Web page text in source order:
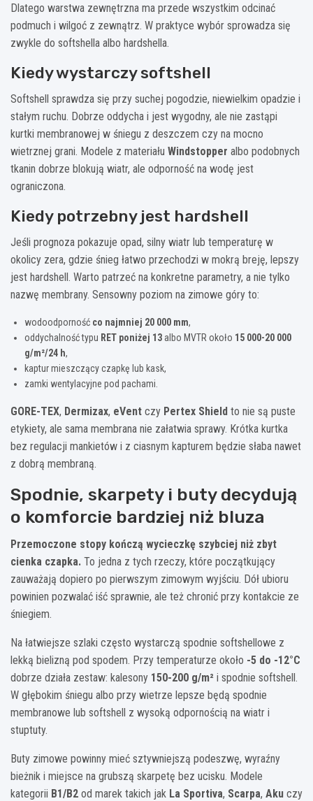
Dlatego warstwa zewnętrzna ma przede wszystkim odcinać
podmuch i wilgoć z zewnątrz. W praktyce wybór sprowadza się
zwykle do softshella albo hardshella.
Kiedy wystarczy softshell
Softshell sprawdza się przy suchej pogodzie, niewielkim opadzie i
stałym ruchu. Dobrze oddycha i jest wygodny, ale nie zastąpi
kurtki membranowej w śniegu z deszczem czy na mocno
wietrznej grani. Modele z materiału Windstopper albo podobnych
tkanin dobrze blokują wiatr, ale odporność na wodę jest
ograniczona.
Kiedy potrzebny jest hardshell
Jeśli prognoza pokazuje opad, silny wiatr lub temperaturę w
okolicy zera, gdzie śnieg łatwo przechodzi w mokrą breję, lepszy
jest hardshell. Warto patrzeć na konkretne parametry, a nie tylko
nazwę membrany. Sensowny poziom na zimowe góry to:
wodoodporność co najmniej 20 000 mm,
oddychalność typu RET poniżej 13albo MVTR około 15 000-20 000
g/m²/24 h,
kaptur mieszczący czapkę lub kask,
zamki wentylacyjne pod pachami.
GORE-TEX, Dermizax, eVent czy Pertex Shield to nie są puste
etykiety, ale sama membrana nie załatwia sprawy. Krótka kurtka
bez regulacji mankietów i z ciasnym kapturem będzie słaba nawet
z dobrą membraną.
Spodnie, skarpety i buty decydują
o komforcie bardziej niż bluza
Przemoczone stopy kończą wycieczkę szybciej niż zbyt
cienka czapka. To jedna z tych rzeczy, które początkujący
zauważają dopiero po pierwszym zimowym wyjściu. Dół ubioru
powinien pozwalać iść sprawnie, ale też chronić przy kontakcie ze
śniegiem.
Na łatwiejsze szlaki często wystarczą spodnie softshellowe z
lekką bielizną pod spodem. Przy temperaturze około -5 do -12°C
dobrze działa zestaw: kalesony 150-200 g/m² i spodnie softshell.
W głębokim śniegu albo przy wietrze lepsze będą spodnie
membranowe lub softshell z wysoką odpornością na wiatr i
stuptuty.
Buty zimowe powinny mieć sztywniejszą podeszwę, wyraźny
bieżnik i miejsce na grubszą skarpetę bez ucisku. Modele
kategorii B1/B2 od marek takich jak La Sportiva, Scarpa, Aku czy